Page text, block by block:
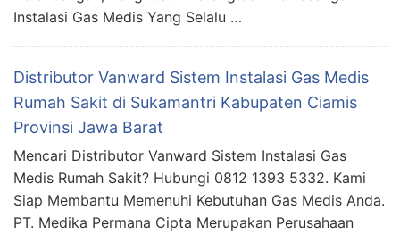
Instalasi Gas Medis Yang Selalu …
Distributor Vanward Sistem Instalasi Gas Medis
Rumah Sakit di Sukamantri Kabupaten Ciamis
Provinsi Jawa Barat
Mencari Distributor Vanward Sistem Instalasi Gas
Medis Rumah Sakit? Hubungi 0812 1393 5332. Kami
Siap Membantu Memenuhi Kebutuhan Gas Medis Anda.
PT. Medika Permana Cipta Merupakan Perusahaan